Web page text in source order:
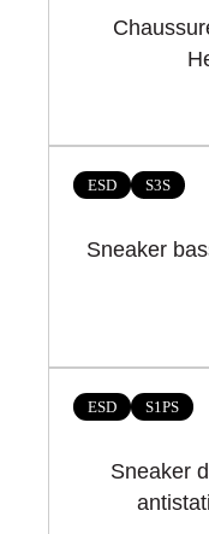
ESD S3S
Sneaker
ESD S1PS
Sneaker